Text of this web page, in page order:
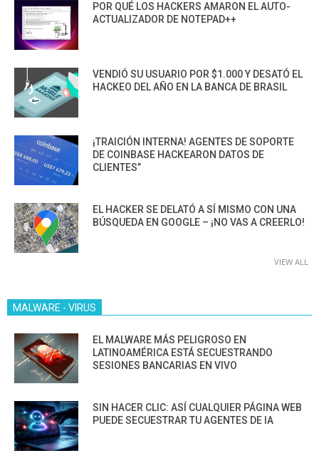
POR QUÉ LOS HACKERS AMARON EL AUTO-
ACTUALIZADOR DE NOTEPAD++
VENDIÓ SU USUARIO POR $1.000 Y DESATÓ EL
HACKEO DEL AÑO EN LA BANCA DE BRASIL
¡TRAICIÓN INTERNA! AGENTES DE SOPORTE
DE COINBASE HACKEARON DATOS DE
CLIENTES”
EL HACKER SE DELATÓ A SÍ MISMO CON UNA
BÚSQUEDA EN GOOGLE – ¡NO VAS A CREERLO!
VIEW ALL
MALWARE - VIRUS
EL MALWARE MÁS PELIGROSO EN
LATINOAMÉRICA ESTÁ SECUESTRANDO
SESIONES BANCARIAS EN VIVO
SIN HACER CLIC: ASÍ CUALQUIER PÁGINA WEB
PUEDE SECUESTRAR TU AGENTES DE IA